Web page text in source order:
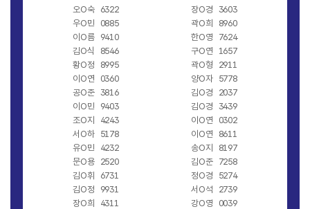
오O숙
6322 장O경 3603
우O민
0885 곽O희
8960
이O름
9410 한O영
7624
김O식
8546 구O연
1657
황O정
8995 곽O형
2911
이O연
0360 양O자
5778
공O준 3816 김O경
2037
이O민
9403 김O경 3439
조O지
4243 이O연
0302
서O하
5178 이O연
8611
유O민
4232 송O지
8197
문O용
2520 김O준
7258
김O휘
6731 정O경
5274
김O정
9931 서O석
2739
장O희
4311 강O영
0039